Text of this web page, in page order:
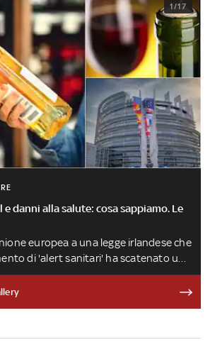
1/17
e danni alla salute: cosa sappiamo. Le
europea a una legge irlandese che
di 'alert sanitari' ha scatenato un
coinvolge non solo esponenti del
associazioni di categoria, ma